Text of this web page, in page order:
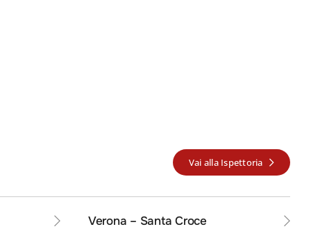
Vai alla Ispettoria
INE
Verona – Santa Croce